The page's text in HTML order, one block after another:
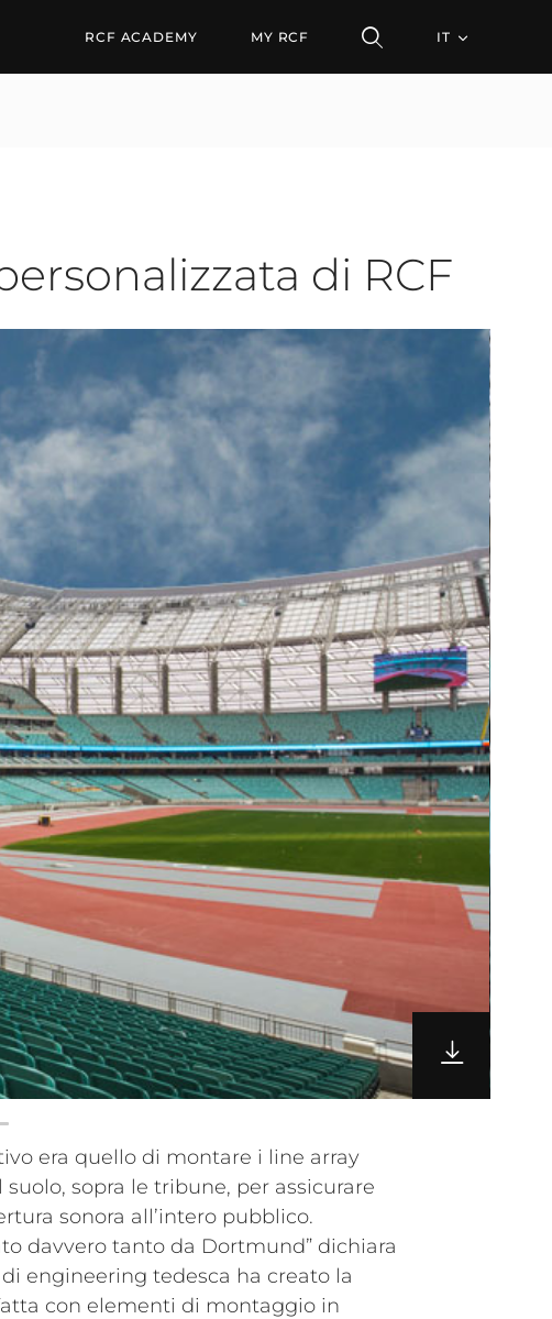
di RCF
RCF ACADEMY MY RCF IT
di RCF
era quello di montare i line array
sopra le tribune, per assicurare
sonora all’intero pubblico.
davvero tanto da Dortmund” dichiara
di engineering tedesca ha creato la
con elementi di montaggio in